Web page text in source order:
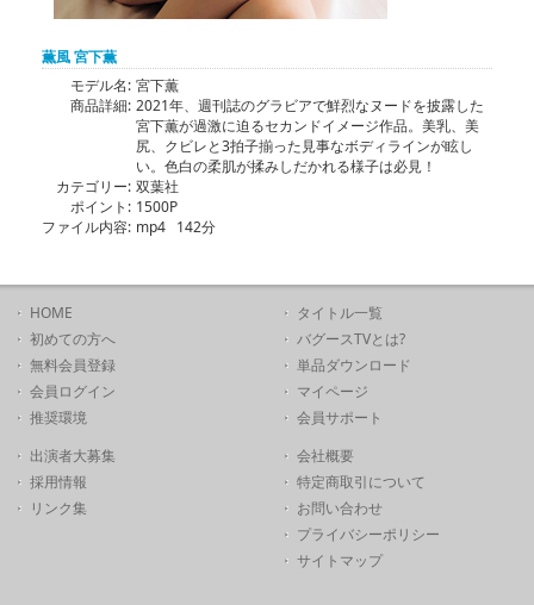
薫風 宮下薫
モデル名: 宮下薫
商品詳細: 2021年、週刊誌のグラビアで鮮烈なヌードを披露した
宮下薫が過激に迫るセカンドイメージ作品。美乳、美
尻、クビレと3拍子揃った見事なボディラインが眩し
い。色白の柔肌が揉みしだかれる様子は必見！
カテゴリー: 双葉社
ポイント: 1500P
ファイル内容: mp4 142分
HOME
初めての方へ
無料会員登録
会員ログイン
推奨環境
タイトル一覧
バグースTVとは?
単品ダウンロード
マイページ
会員サポート
出演者大募集
採用情報
リンク集
会社概要
特定商取引について
お問い合わせ
プライバシーポリシー
サイトマップ